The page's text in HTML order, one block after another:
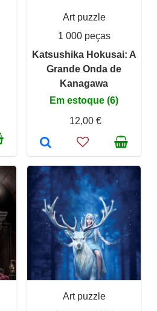
Art puzzle
1 000 peças
Katsushika Hokusai: A
Grande Onda de
Kanagawa
Em estoque (6)
12,00 €
Art puzzle